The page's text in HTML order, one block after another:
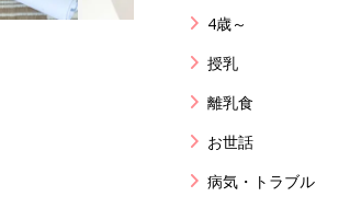
4歳～
授乳
離乳食
お世話
病気・トラブル